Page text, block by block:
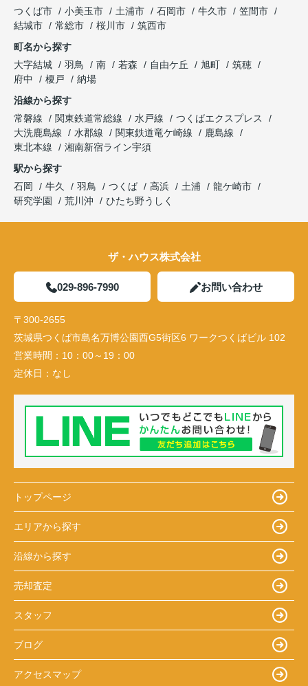
つくば市
小美玉市 土浦市 石岡市 牛久市
笠間市
結城市
常総市 桜川市
筑西市
町名から探す
大字結城
羽鳥 南 若森 自由ケ丘 旭町
筑穂
府中
榎戸
納場
沿線から探す
常磐線
関東鉄道常総線 水戸線
つくばエクスプレス
大洗鹿島線
水郡線 関東鉄道竜ケ崎線
鹿島線
東北本線
湘南新宿ライン宇須
駅から探す
石岡
牛久 羽鳥 つくば 高浜 土浦
龍ケ崎市
研究学園
荒川沖 ひたち野うしく
ザ・ハウス株式会社
029-896-7990 お問い合わせ
〒300-2655
茨城県つくば市島名万博公園西G5街区6 ワークつくばビル 102
営業時間： 10：00～19：00
定休日： なし
トップページ
エリアから探す
沿線から探す
売却査定
スタッフ
ブログ
アクセスマップ